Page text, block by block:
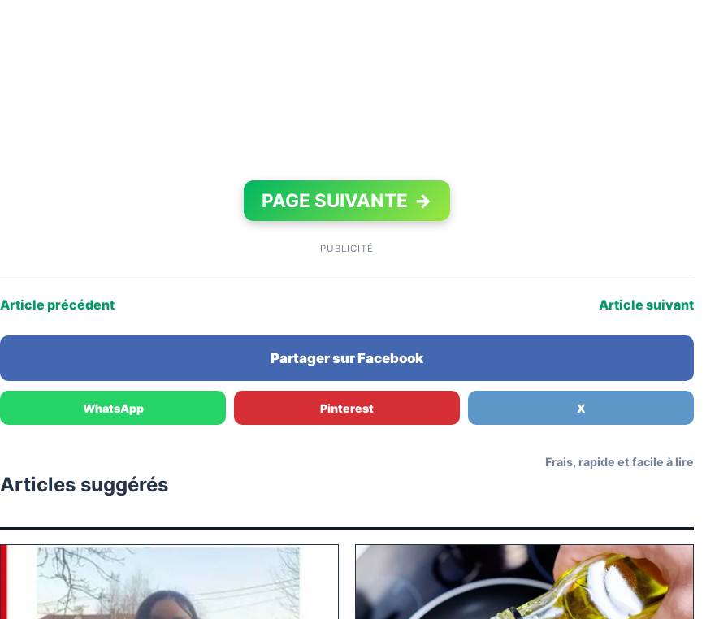
PAGE SUIVANTE →
PUBLICITÉ
Article précédent Article suivant
Partager sur Facebook
WhatsApp Pinterest X
Articles suggérés
Frais, rapide et facile à lire